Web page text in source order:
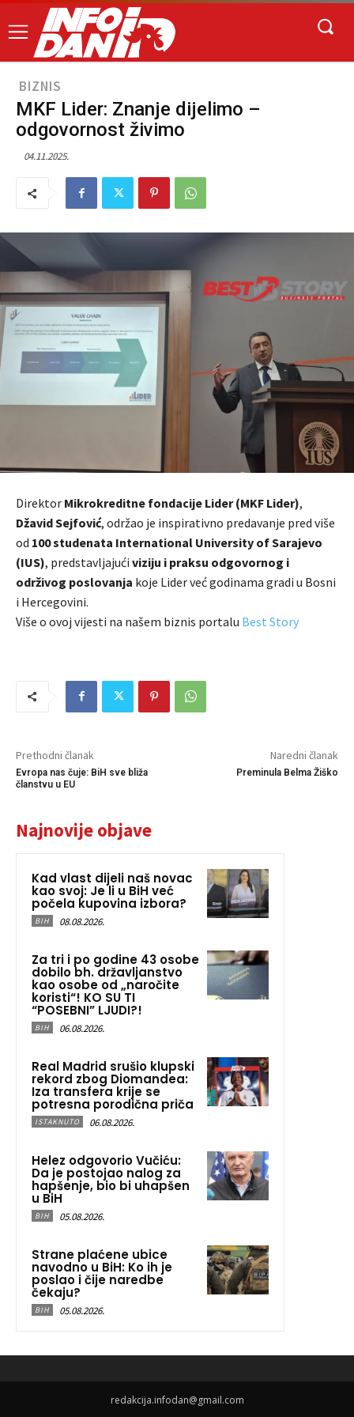
BIZNIS
MKF Lider: Znanje dijelimo –
odgovornost živimo
04.11.2025.
Direktor Mikrokreditne fondacije Lider (MKF Lider),
Džavid Sejfović, održao je inspirativno predavanje pred više
od 100 studenata International University of Sarajevo
(IUS), predstavljajući viziju i praksu odgovornog i
održivog poslovanja koje Lider već godinama gradi u Bosni
i Hercegovini.
Više o ovoj vijesti na našem biznis portalu Best Story
Prethodni članak
Evropa nas čuje: BiH sve bliža
članstvu u EU
Naredni članak
Preminula Belma Žiško
Najnovije objave
Kad vlast dijeli naš novac
kao svoj: Je li u BiH već
počela kupovina izbora?
BIH 08.08.2026.
Za tri i po godine 43 osobe
dobilo bh. državljanstvo
kao osobe od „naročite
koristi“! KO SU TI
“POSEBNI” LJUDI?!
BIH 06.08.2026.
Real Madrid srušio klupski
rekord zbog Diomandea:
Iza transfera krije se
potresna porodična priča
ISTAKNUTO 06.08.2026.
Helez odgovorio Vučiću:
Da je postojao nalog za
hapšenje, bio bi uhapšen
u BiH
BIH 05.08.2026.
Strane plaćene ubice
navodno u BiH: Ko ih je
poslao i čije naredbe
čekaju?
BIH 05.08.2026.
redakcija.infodan@gmail.com